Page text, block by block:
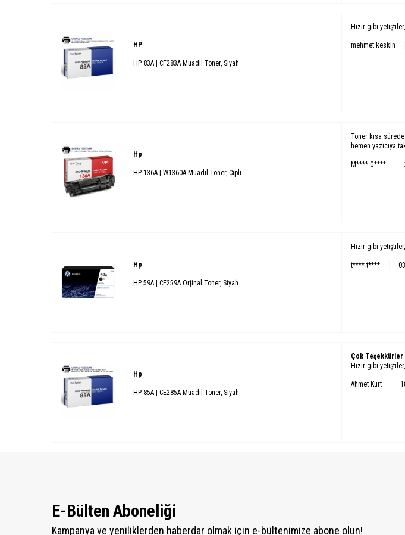
HP
HP 83A | CF283A Muadil Toner, Siyah
Hızır gibi
mehmet keskin
Hp
HP 136A | W1360A Muadil Toner, Çipli
Toner kısa
hemen yazıcıya
M**** G****
Hp
HP 59A | CF259A Orjinal Toner, Siyah
Hızır gibi
t**** t****
Hp
HP 85A | CE285A Muadil Toner, Siyah
Çok Teşekkürler
Hızır gibi
Ahmet Kurt
E-Bülten Aboneliği
Kampanya ve yeniliklerden haberdar olmak için e-bültenimize abone olun!